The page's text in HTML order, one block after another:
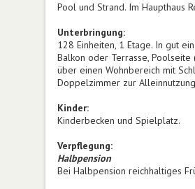
Pool und Strand. Im Haupthaus
Unterbringung:
128 Einheiten, 1 Etage. In gut
Balkon oder Terrasse,
über einen Wohnbereich mit
Doppelzimmer zur
Kinder:
Kinderbecken und Spielplatz.
Verpflegung:
Halbpension
Bei Halbpension reichhaltiges